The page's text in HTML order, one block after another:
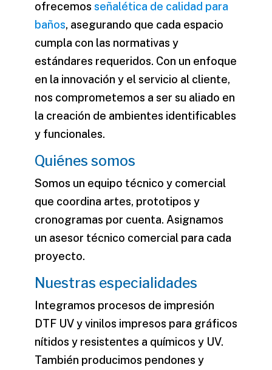
ofrecemos señalética de calidad para
baños, asegurando que cada espacio
cumpla con las normativas y
estándares requeridos. Con un enfoque
en la innovación y el servicio al cliente,
nos comprometemos a ser su aliado en
la creación de ambientes identificables
y funcionales.
Quiénes somos
Somos un equipo técnico y comercial
que coordina artes, prototipos y
cronogramas por cuenta. Asignamos
un asesor técnico comercial para cada
proyecto.
Nuestras especialidades
Integramos procesos de impresión
DTF UVy vinilos impresos para gráficos
nítidos y resistentes a químicos y UV.
También producimos pendones y